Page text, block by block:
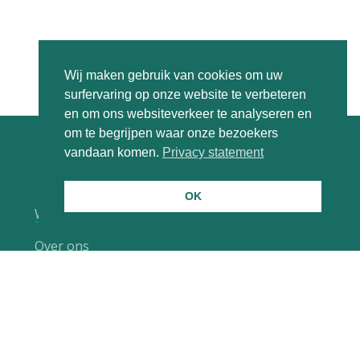
Wij maken gebruik van cookies om uw
surfervaring op onze website te verbeteren
en om ons websiteverkeer te analyseren en
om te begrijpen waar onze bezoekers
vandaan komen. Privacy statement
OK
Werken bij
Over ons